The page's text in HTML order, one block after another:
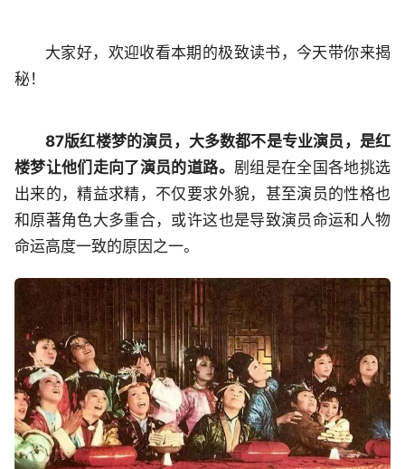
大家好，欢迎收看本期的极致读书，今天带你来揭
秘！
87版红楼梦的演员，大多数都不是专业演员，是红
楼梦让他们走向了演员的道路。 剧组是在全国各地挑选
出来的，精益求精，不仅要求外貌，甚至演员的性格也
和原著角色大多重合，或许这也是导致演员命运和人物
命运高度一致的原因之一。